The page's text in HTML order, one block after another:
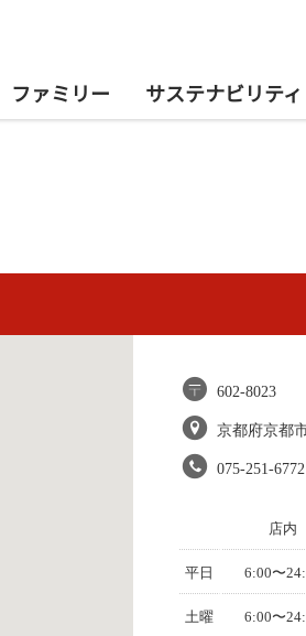
ファミリー サステナビリティ
602-8023
京都府京都
075-251-6772
店内
平日 6:00〜
土曜 6:00〜